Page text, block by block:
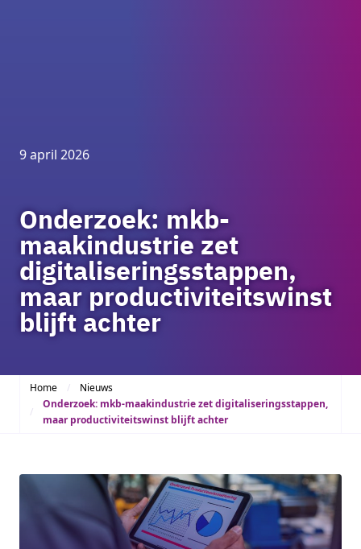
9 april 2026
Onderzoek: mkb-
maakindustrie zet
digitaliseringsstappen,
maar productiviteitswinst
blijft achter
Home
Nieuws
Onderzoek: mkb-maakindustrie zet digitaliseringsstappen,
maar productiviteitswinst blijft achter